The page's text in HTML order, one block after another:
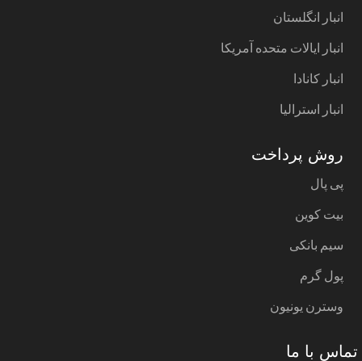
انبار انگلستان
انبار ایالات متحده آمریکا
انبار کانادا
انبار استرالیا
روش پرداخت
پی پال
بیت کوین
سیم بانکی
پول گرم
وسترن یونیون
با ما